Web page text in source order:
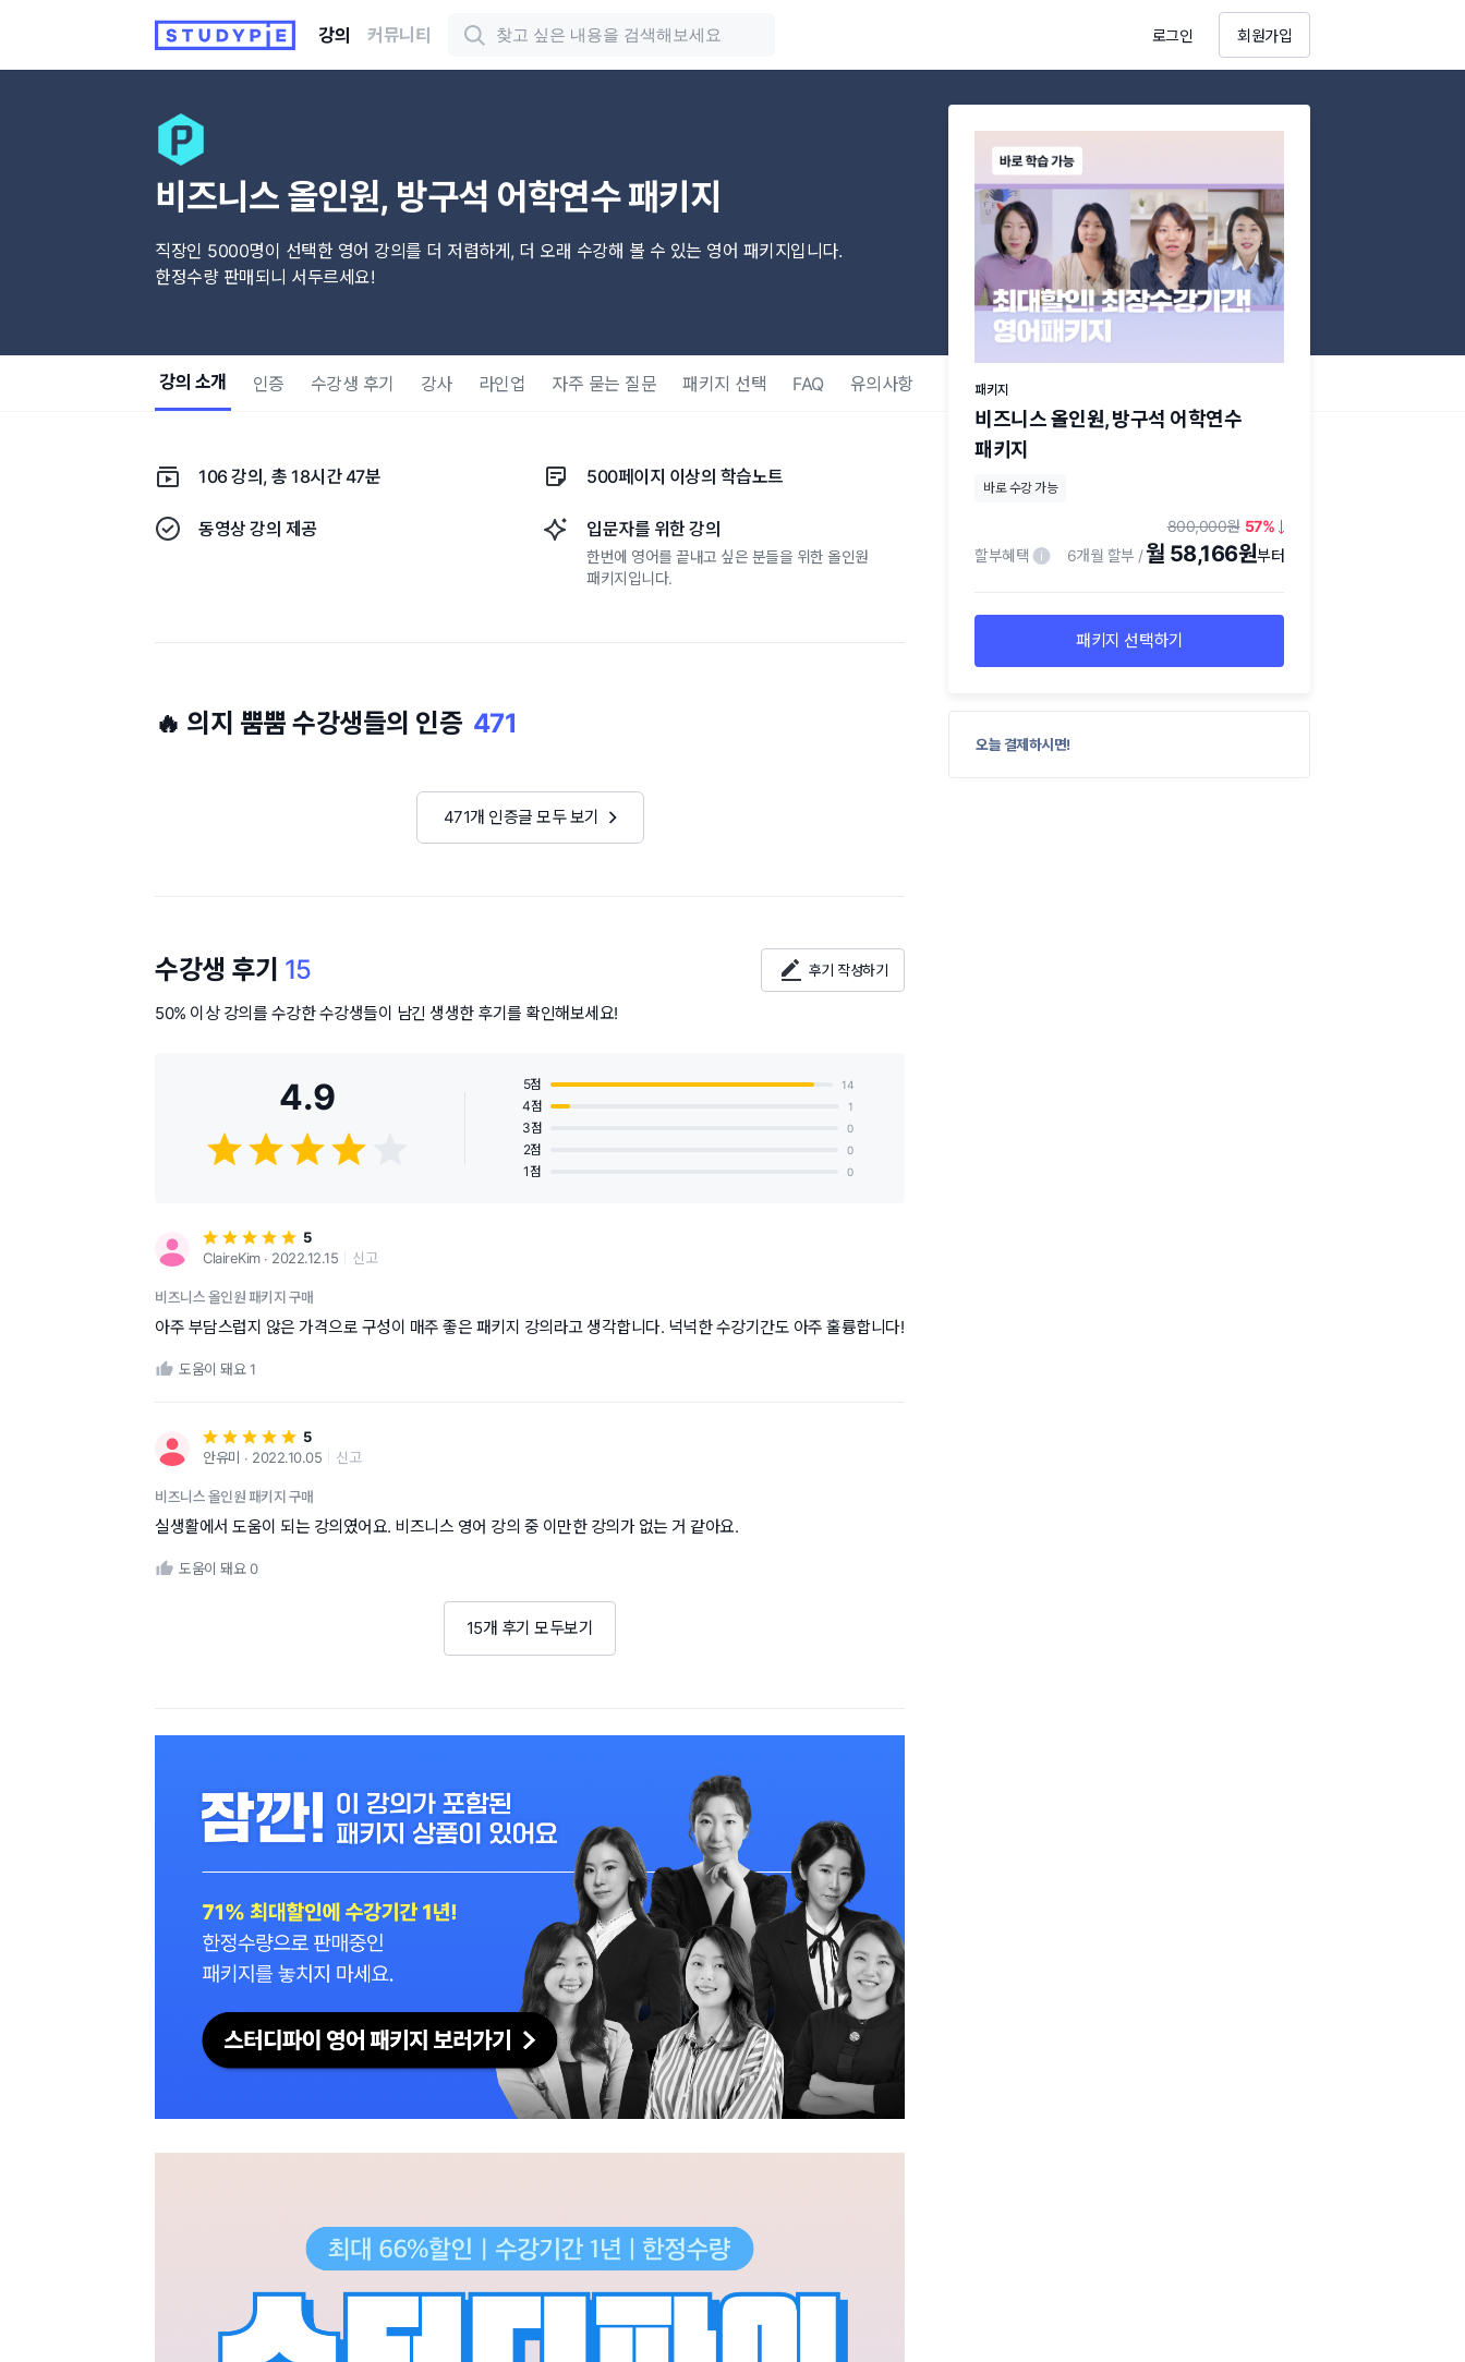
강의 커뮤니티 로그인 회원가입
비즈니스 올인원, 방구석 어학연수 패키지
직장인 5000명이 선택한 영어 강의를 더 저렴하게, 더 오래 수강해 볼 수 있는 영어 패키지입니다.
한정수량 판매되니 서두르세요!
강의 소개 인증 수강생 후기 강사 라인업 자주 묻는 질문 패키지 선택 FAQ 유의사항 패키지
비즈니스 올인원, 방구석 어학연수
패키지
바로 수강 가능
800,000
57
할부혜택
6개월 할부 월 58,166원
패키지 선택하기
오늘 결제하시면!
106 강의, 총 18시간 47분 500페이지 이상의 학습노트
동영상 강의 제공 입문자를 위한 강의
한번에 영어를 끝내고 싶은 분들을 위한 올인원
패키지입니다.
🔥 의지 뿜뿜 수강생들의 인증 471
471개 인증글 모두 보기
수강생 후기 15 후기 작성하기
50% 이상 강의를 수강한 수강생들이 남긴 생생한 후기를 확인해보세요!
4.9 5점 14
4점 1
3점 0
2점 0
1점 0
5
ClaireKim ∙ 2022.12.15
신고
비즈니스 올인원 패키지 구매
아주 부담스럽지 않은 가격으로 구성이 매주 좋은 패키지 강의라고 생각합니다. 넉넉한 수강기간도 아주 훌륭합니다!
도움이 돼요 1
5
안유미 ∙ 2022.10.05
신고
비즈니스 올인원 패키지 구매
실생활에서 도움이 되는 강의였어요. 비즈니스 영어 강의 중 이만한 강의가 없는 거 같아요.
도움이 돼요 0
15개 후기 모두보기